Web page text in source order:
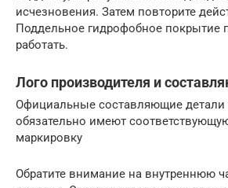
исчезновения. Затем повторите
Поддельное гидрофобное покрытие
работать.
Лого производителя и
Официальные составляющие детали
обязательно имеют
маркировку
Обратите внимание на внутреннюю